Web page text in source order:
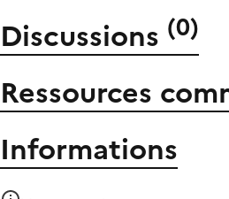
Discussions (0)
Ressources
Informations